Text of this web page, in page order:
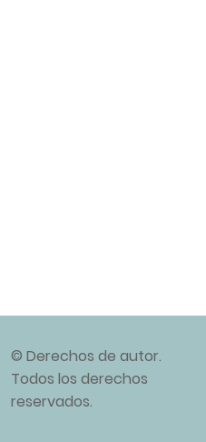
© Derechos de autor.
Todos los derechos
reservados.